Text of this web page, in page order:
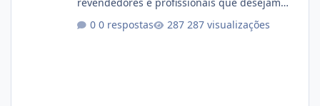
operação. Se você possui clientes ativos de
0 respostas 287 visualizações